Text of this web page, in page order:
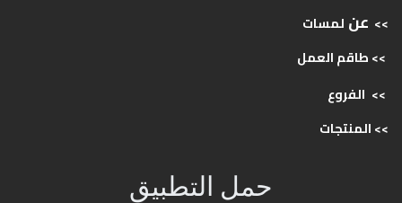
>> عن لمسات
>> طاقمالعمل
>> الفروع
>>المنتجات
حمل التطبيق